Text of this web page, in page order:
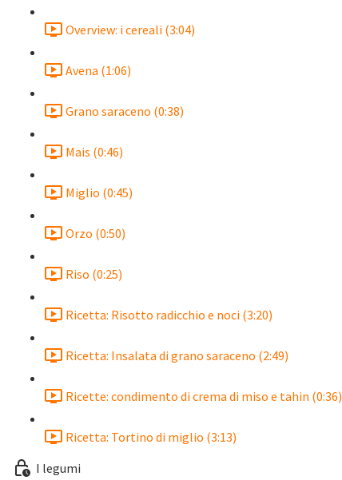
Overview: i cereali (3:04)
Avena (1:06)
Grano saraceno (0:38)
Mais (0:46)
Miglio (0:45)
Orzo (0:50)
Riso (0:25)
Ricetta: Risotto radicchio e noci (3:20)
Ricetta: Insalata di grano saraceno (2:49)
Ricette: condimento di crema di miso e tahin (0:36)
Ricetta: Tortino di miglio (3:13)
I legumi